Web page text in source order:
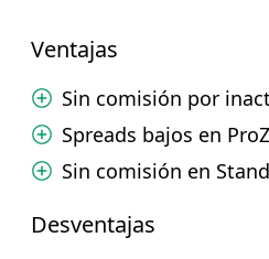
Ventajas
Sin comisión por
Spreads bajos en
Sin comisión en
Desventajas